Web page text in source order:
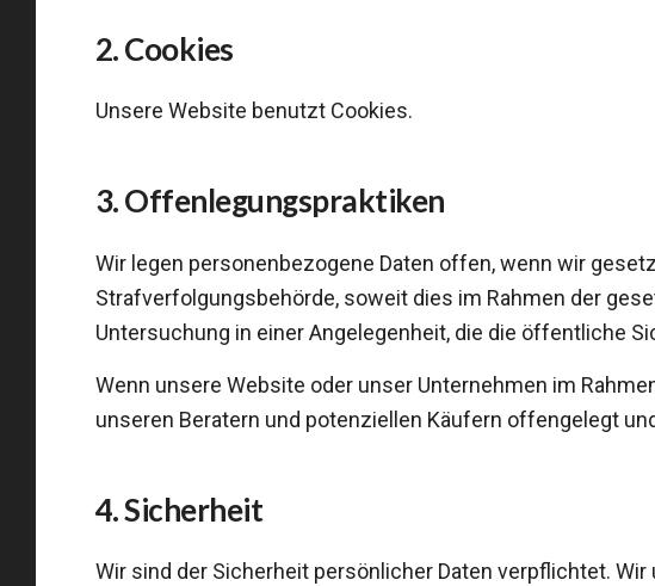
2. Cookies
Unsere Website benutzt Cookies.
3. Offenlegungspraktiken
Wir legen personenbezogene Daten offen, wenn wir
Strafverfolgungsbehörde, soweit dies im Rahmen der
Untersuchung in einer Angelegenheit, die die öffentliche
Wenn unsere Website oder unser Unternehmen im
unseren Beratern und potenziellen Käufern offengelegt
4. Sicherheit
Wir sind der Sicherheit persönlicher Daten verpflichtet.